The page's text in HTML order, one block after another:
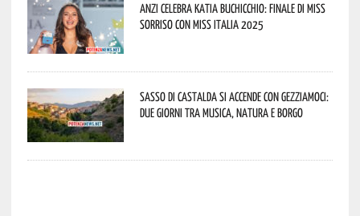
Anzi celebra Katia Buchicchio: finale di Miss
Sorriso con Miss Italia 2025
Sasso di Castalda si accende con Gezziamoci:
due giorni tra musica, natura e borgo